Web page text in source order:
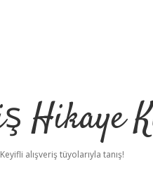
Hikaye
Keyifli alışveriş tüyolarıyla tanış!